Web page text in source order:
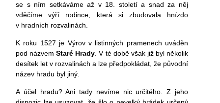
se s ním setkáváme až v 18. století a snad za něj
vděčíme výří rodince, která si zbudovala hnízdo
v hradních rozvalinách.
K roku 1527 je Výrov v listinných pramenech uváděn
pod názvemStaré Hrady . V té době však již byl několik
desítek let v rozvalinách a lze předpokládat, že původní
název hradu byl jiný.
A účel hradu? Ani tady nevíme nic určitého. Z jeho